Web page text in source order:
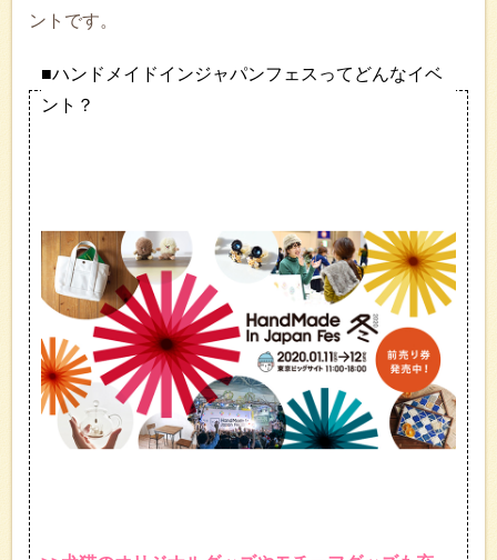
ントです。
■ハンドメイドインジャパンフェスってどんなイベ
ント？